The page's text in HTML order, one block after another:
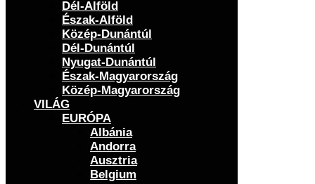
Dél-Alföld
Észak-Alföld
Közép-Dunántúl
Dél-Dunántúl
Nyugat-Dunántúl
Észak-Magyarország
Közép-Magyarország
VILÁG
EURÓPA
Albánia
Andorra
Ausztria
Belgium